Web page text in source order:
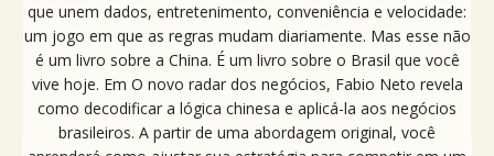
que unem dados, entretenimento, conveniência e velocidade:
um jogo em que as regras mudam diariamente. Mas esse não
é um livro sobre a China. É um livro sobre o Brasil que você
vive hoje. Em O novo radar dos negócios, Fabio Neto revela
como decodificar a lógica chinesa e aplicá-la aos negócios
brasileiros. A partir de uma abordagem original, você